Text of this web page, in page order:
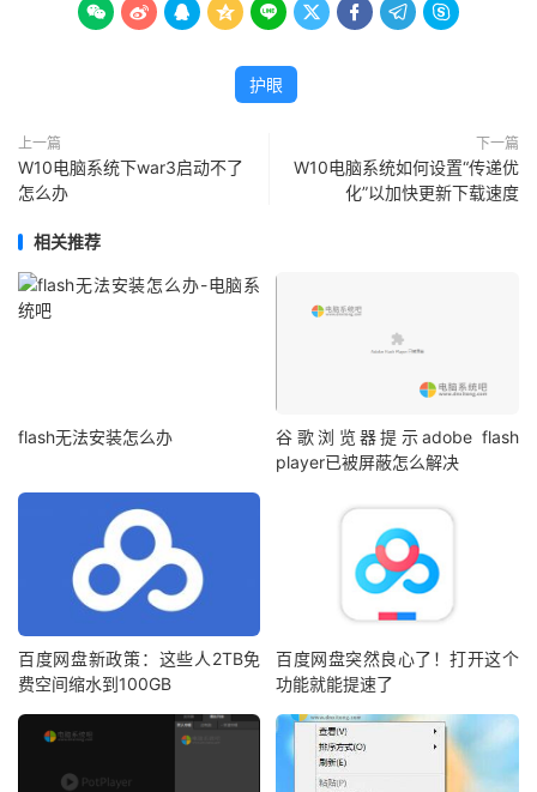
        
护眼
上一篇
W10电脑系统下war3启动不了
怎么办
下一篇
W10电脑系统如何设置“传递优
化”以加快更新下载速度
相关推荐
flash无法安装怎么办
谷歌浏览器提示adobe flash
player已被屏蔽怎么解决
百度网盘新政策：这些人2TB免
费空间缩水到100GB
百度网盘突然良心了！打开这个
功能就能提速了